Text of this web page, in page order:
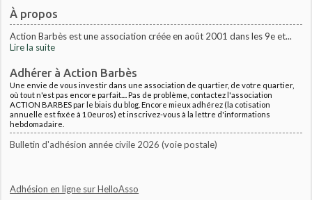
À propos
Action Barbès est une association créée en août 2001 dans les 9e et...
Lire la suite
Adhérer à Action Barbès
Une envie de vous investir dans une association de quartier, de votre quartier,
où tout n'est pas encore parfait.... Pas de problème, contactez l'association
ACTION BARBES par le biais du blog. Encore mieux adhérez (la cotisation
annuelle est fixée à 10euros) et inscrivez-vous à la lettre d'informations
hebdomadaire.
Bulletin d'adhésion année civile 2026 (voie postale)
Adhésion en ligne sur HelloAsso